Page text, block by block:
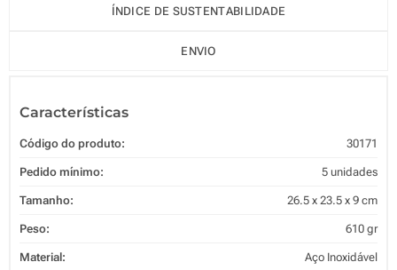
ÍNDICE DE SUSTENTABILIDADE
ENVIO
Características
Código do produto: 30171
Pedido mínimo: 5 unidades
Tamanho: 26.5 x 23.5 x 9 cm
Peso: 610 gr
Material: Aço Inoxidável